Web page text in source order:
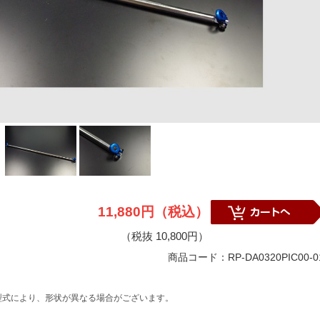
11,880円（税込）
（税抜 10,800円）
商品コード：RP-DA0320PIC00-
により、形状が異なる場合がございます。